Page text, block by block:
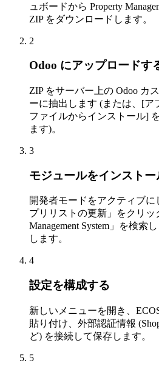
ュボードから Property
ZIP をダウンロードします。
2
Odoo にアップロードす
ZIP をサーバー上の Odoo カ
ーに抽出します (または、[ア
ファイルからインストール]
ます)。
3
モジュールをインストー
開発者モードをアクティブ
プリリストの更新」をクリッ
Management System」を検索
します。
4
設定を構成する
新しいメニューを開き、
貼り付け、外部認証情報
ど) を接続して保存します。
5